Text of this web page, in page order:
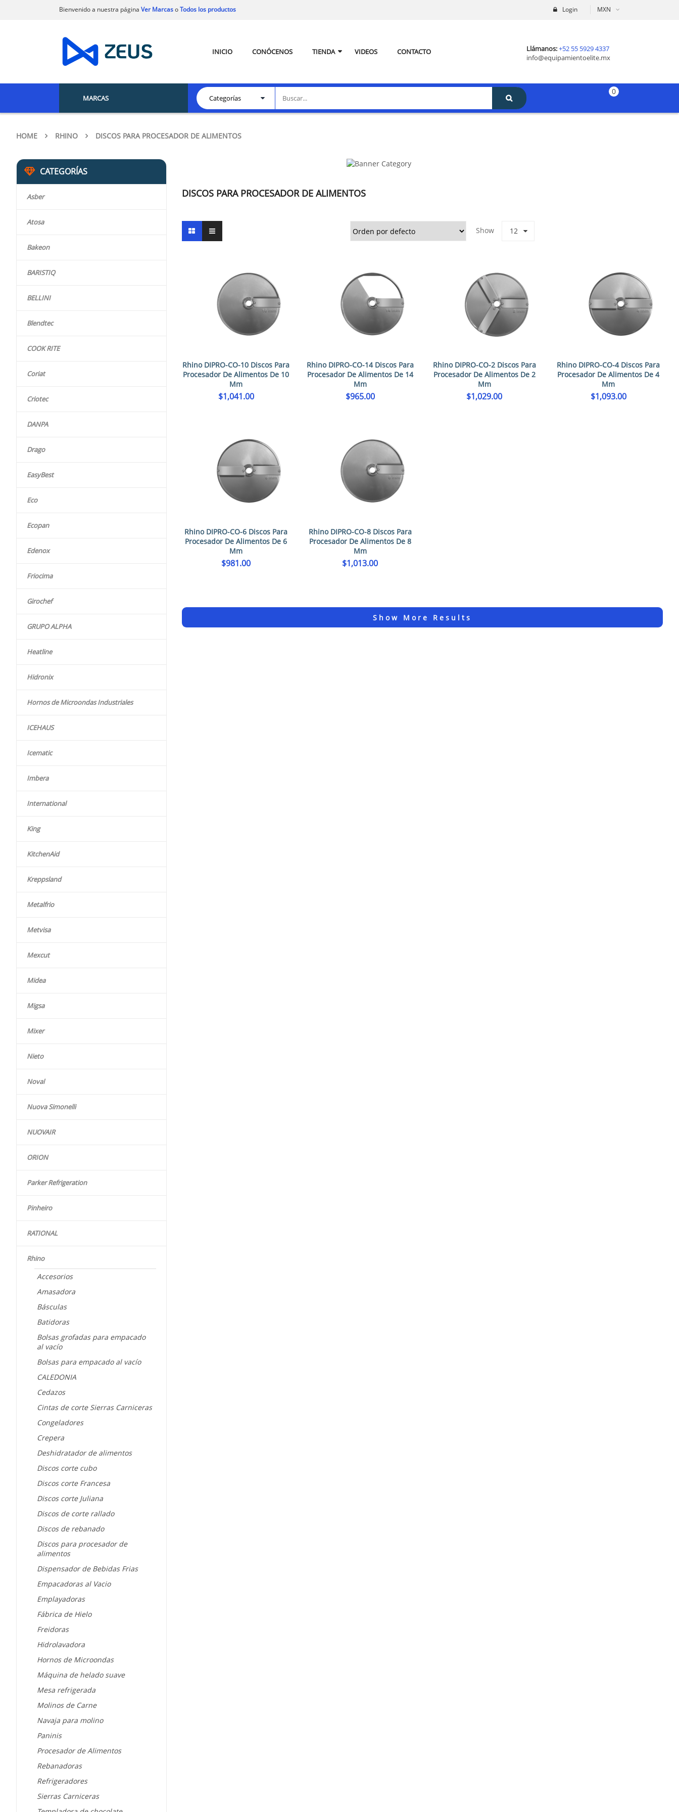
MXN
Login
Bienvenido a nuestra página Ver MarcasoTodos los productos
INICIO CONÓCENOS TIENDA VIDEOS CONTACTO Llámanos:+52 55 5929 4337
info@equipamientoelite.mx
MARCAS
0
HOME RHINO DISCOS PARA PROCESADOR DE ALIMENTOS
CATEGORÍAS
Asber
Atosa
Bakeon
BARISTIQ
BELLINI
Blendtec
COOK RITE
Coriat
Criotec
DANPA
Drago
EasyBest
Eco
Ecopan
Edenox
Friocima
Girochef
GRUPO ALPHA
Heatline
Hidronix
Hornos de Microondas Industriales
ICEHAUS
Icematic
Imbera
International
King
KitchenAid
Kreppsland
Metalfrio
Metvisa
Mexcut
Midea
Migsa
Mixer
Nieto
Noval
Nuova Simonelli
NUOVAIR
ORION
Parker Refrigeration
Pinheiro
RATIONAL
Rhino
Accesorios
Amasadora
Básculas
Batidoras
Bolsas grofadas para empacado
al vacío
Bolsas para empacado al vacío
CALEDONIA
Cedazos
Cintas de corte Sierras Carniceras
Congeladores
Crepera
Deshidratador de alimentos
Discos corte cubo
Discos corte Francesa
Discos corte Juliana
Discos de corte rallado
Discos de rebanado
Discos para procesador de
alimentos
Dispensador de Bebidas Frias
Empacadoras al Vacio
Emplayadoras
Fábrica de Hielo
Freidoras
Hidrolavadora
Hornos de Microondas
Máquina de helado suave
Mesa refrigerada
Molinos de Carne
Navaja para molino
Paninis
Procesador de Alimentos
Rebanadoras
Refrigeradores
Sierras Carniceras
DISCOS PARA PROCESADOR DE ALIMENTOS
Show 12
Rhino DIPRO-CO-10 Discos Para
Procesador De Alimentos De 10
Mm
$1,041.00
Rhino DIPRO-CO-14 Discos Para
Procesador De Alimentos De 14
Mm
$965.00
Rhino DIPRO-CO-2 Discos Para
Procesador De Alimentos De 2
Mm
$1,029.00
Rhino DIPRO-CO-4 Discos Para
Procesador De Alimentos De 4
Mm
$1,093.00
Rhino DIPRO-CO-6 Discos Para
Procesador De Alimentos De 6
Mm
$981.00
Rhino DIPRO-CO-8 Discos Para
Procesador De Alimentos De 8
Mm
$1,013.00